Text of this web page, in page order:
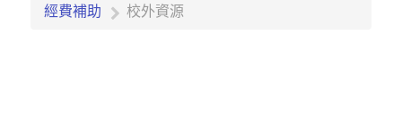
經費補助
校外資源